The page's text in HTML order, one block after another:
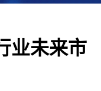
业未来市